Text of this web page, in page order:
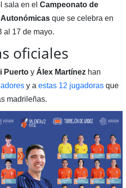
sala en el Campeonato de
que se celebra en
al 17 de mayo.
oficiales
Puerto y Álex Martínez han
y a estas 12 jugadoras que
madrileñas.